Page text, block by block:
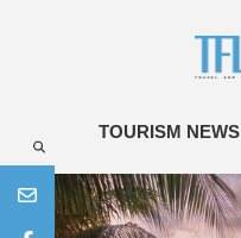
TOURISM NEWS